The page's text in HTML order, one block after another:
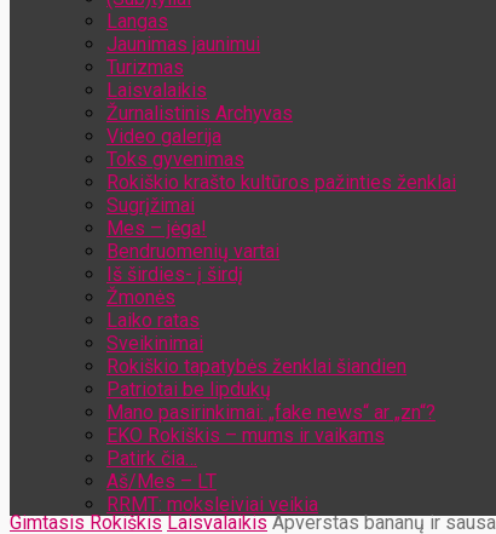
Langas
Jaunimas jaunimui
Turizmas
Laisvalaikis
Žurnalistinis Archyvas
Video galerija
Toks gyvenimas
Rokiškio krašto kultūros pažinties ženklai
Sugrįžimai
Mes – jėga!
Bendruomenių vartai
Iš širdies- į širdį
Žmonės
Laiko ratas
Sveikinimai
Rokiškio tapatybės ženklai šiandien
Patriotai be lipdukų
Mano pasirinkimai: „fake news“ ar „zn“?
EKO Rokiškis – mums ir vaikams
Patirk čia…
Aš/Mes – LT
RRMT: moksleiviai veikia
Gimtasis Rokiškis Laisvalaikis Apverstas bananų ir